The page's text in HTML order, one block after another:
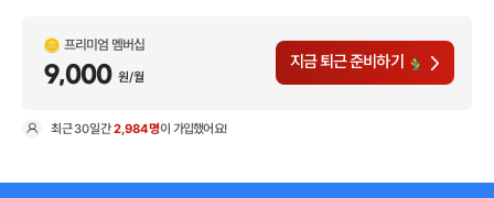
프리미엄 멤버십
9,000 원/월
지금 퇴근 준비하기
최근30일간2,984명이 가입했어요!